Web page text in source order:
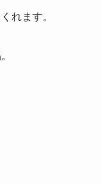
れます。